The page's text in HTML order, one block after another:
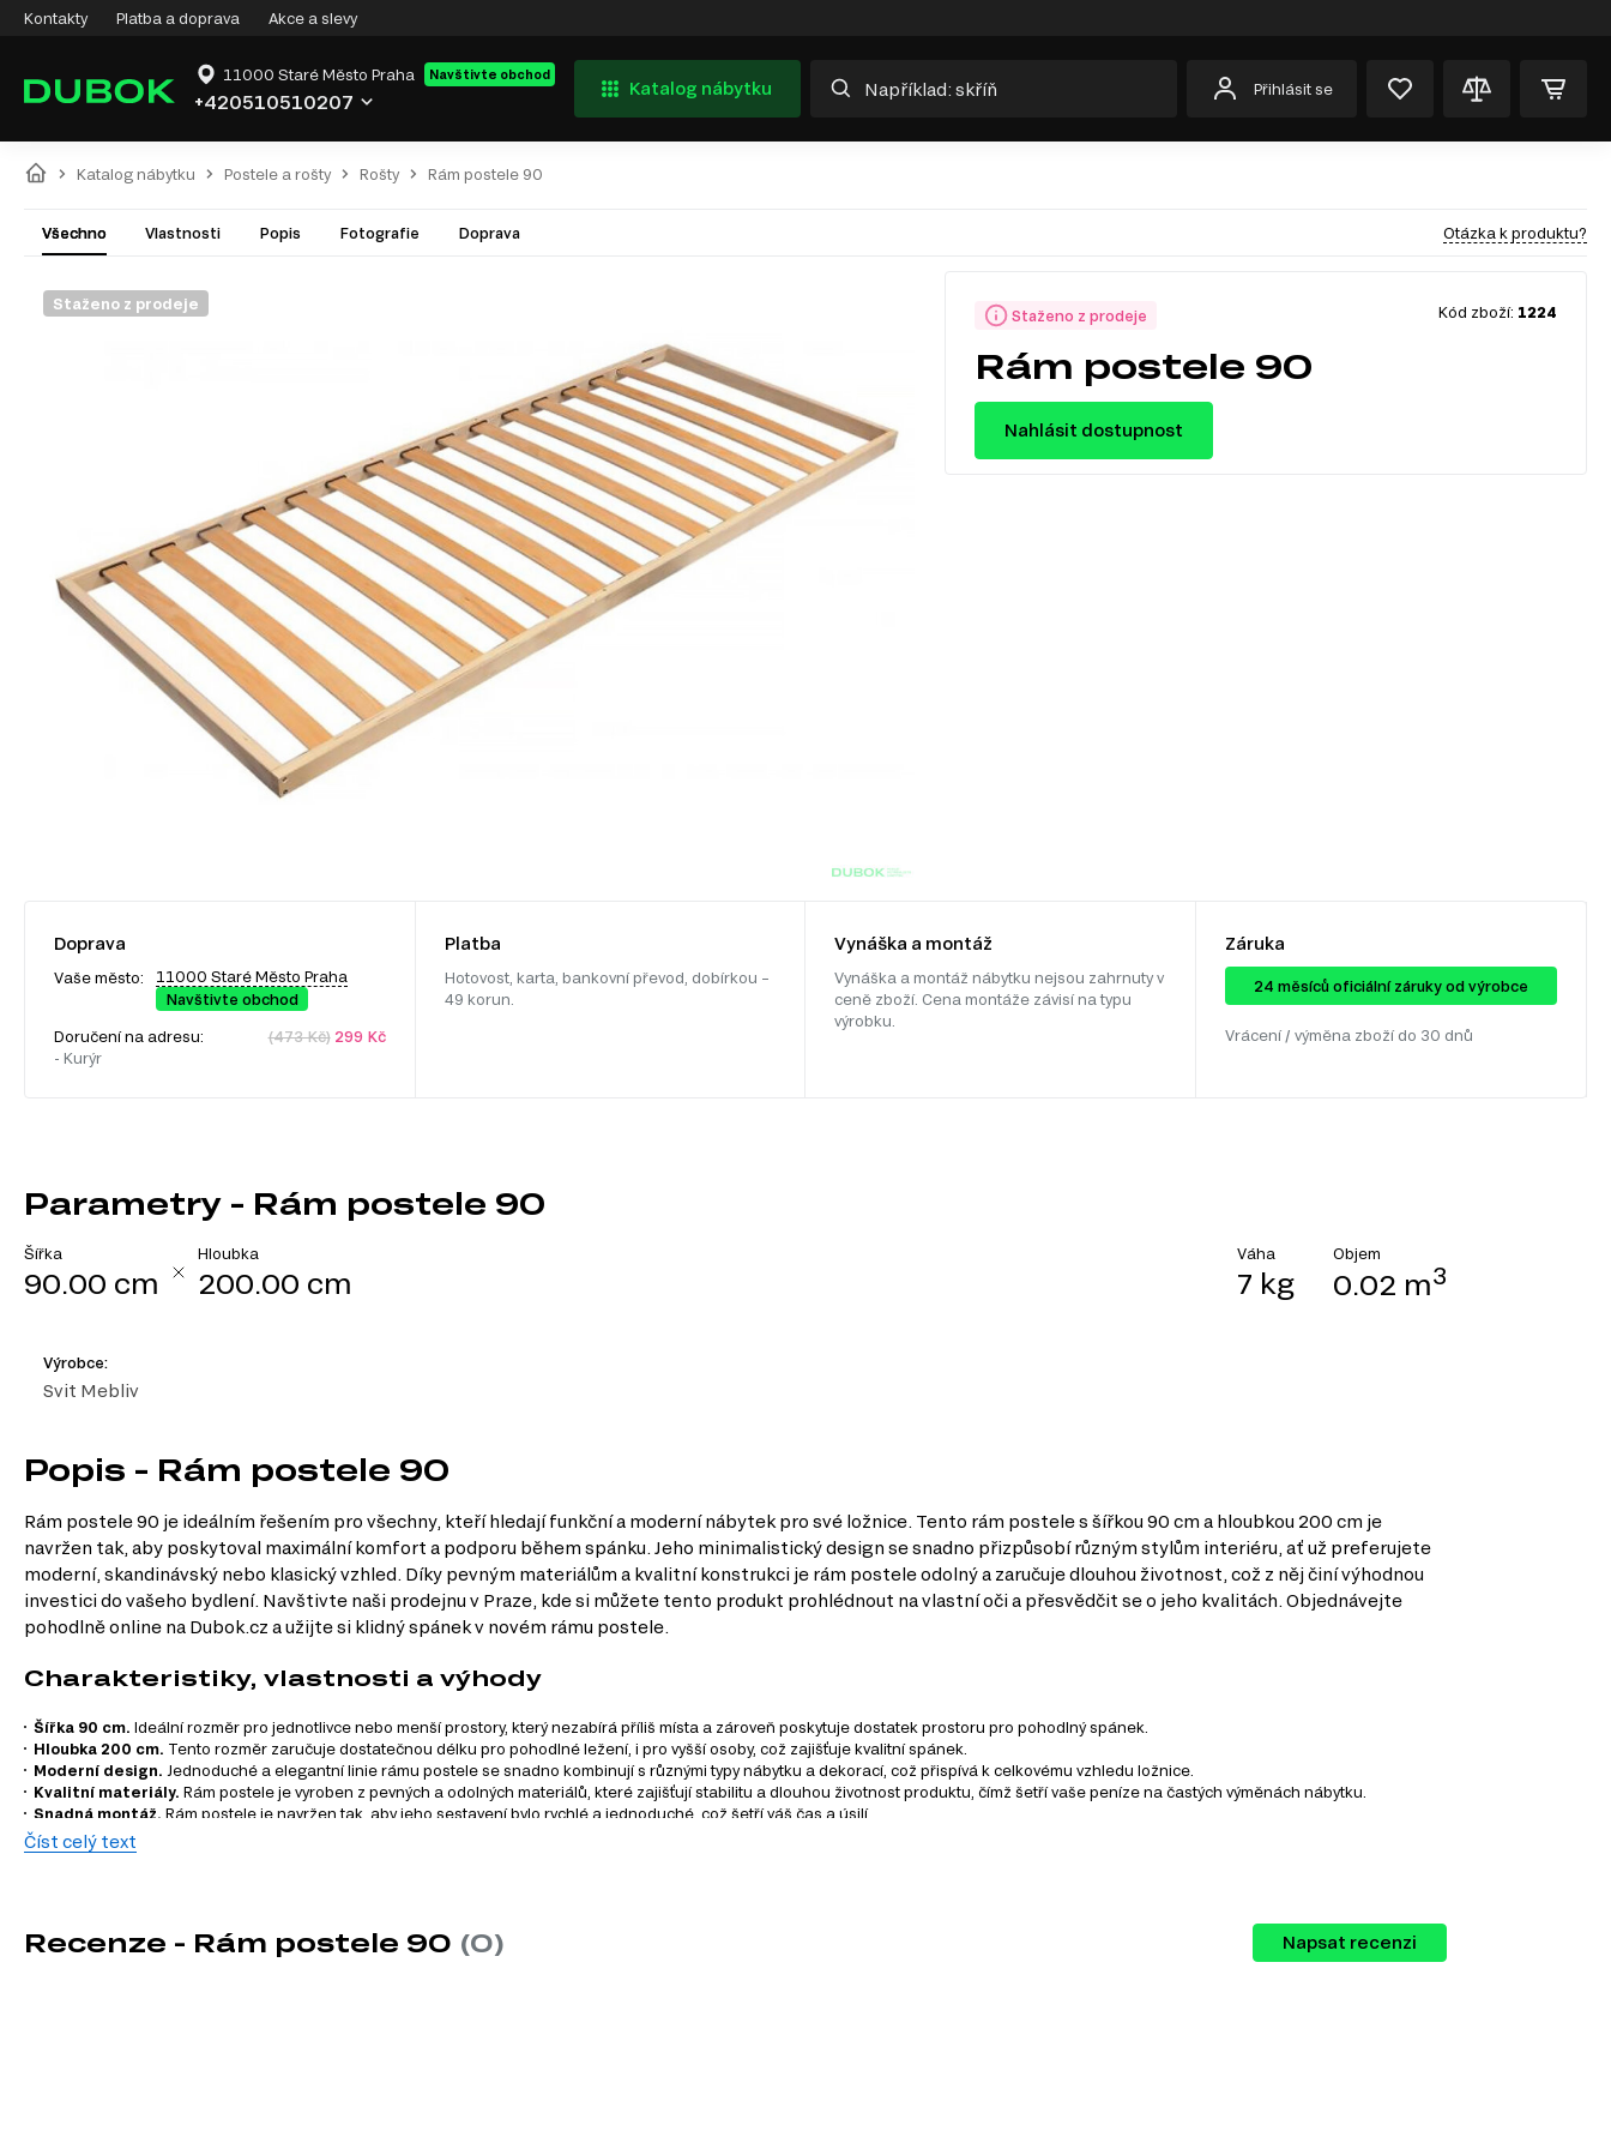
Kontakty Platba a doprava Akce a slevy
11000 Staré Město Praha Navštivte obchod
+420510510207
Katalog nábytku Přihlásit se
Katalog nábytku Postele a rošty Rošty Rám postele 90
Všechno Vlastnosti Popis Fotografie Doprava Otázka k produktu?
Staženo z prodeje
Staženo z prodeje Kód zboží: 1224
Rám postele 90
Nahlásit dostupnost
Doprava
Vaše město:
11000 Staré Město Praha
Navštivte obchod
Doručení na adresu:
- Kurýr
(473 Kč)299 Kč
Platba
Hotovost, karta, bankovní převod, dobírkou –
49 korun.
Vynáška a montáž
Vynáška a montáž nábytku nejsou zahrnuty v
ceně zboží. Cena montáže závisí na typu
výrobku.
Záruka
24 ​​​​měsíců oficiální záruky od výrobce
Vrácení / výměna zboží do 30 dnů
Parametry - Rám postele 90
Šířka
90.00 cm
Hloubka
200.00 cm
Váha
7 kg
Objem
0.02 m3
Výrobce:
Svit Mebliv
Popis - Rám postele 90
Rám postele 90 je ideálním řešením pro všechny, kteří hledají funkční a moderní nábytek pro své ložnice. Tento rám postele s šířkou 90 cm a hloubkou 200 cm je
navržen tak, aby poskytoval maximální komfort a podporu během spánku. Jeho minimalistický design se snadno přizpůsobí různým stylům interiéru, ať už preferujete
moderní, skandinávský nebo klasický vzhled. Díky pevným materiálům a kvalitní konstrukci je rám postele odolný a zaručuje dlouhou životnost, což z něj činí výhodnou
investici do vašeho bydlení. Navštivte naši prodejnu v Praze, kde si můžete tento produkt prohlédnout na vlastní oči a přesvědčit se o jeho kvalitách. Objednávejte
pohodlně online na Dubok.cz a užijte si klidný spánek v novém rámu postele.
Charakteristiky, vlastnosti a výhody
Šířka 90 cm. Ideální rozměr pro jednotlivce nebo menší prostory, který nezabírá příliš místa a zároveň poskytuje dostatek prostoru pro pohodlný spánek.
Hloubka 200 cm. Tento rozměr zaručuje dostatečnou délku pro pohodlné ležení, i pro vyšší osoby, což zajišťuje kvalitní spánek.
Moderní design. Jednoduché a elegantní linie rámu postele se snadno kombinují s různými typy nábytku a dekorací, což přispívá k celkovému vzhledu ložnice.
Kvalitní materiály. Rám postele je vyroben z pevných a odolných materiálů, které zajišťují stabilitu a dlouhou životnost produktu, čímž šetří vaše peníze na častých výměnách nábytku.
Snadná montáž. Rám postele je navržen tak, aby jeho sestavení bylo rychlé a jednoduché, což šetří váš čas a úsilí.
Číst celý text
Recenze - Rám postele 90 (0) Napsat recenzi